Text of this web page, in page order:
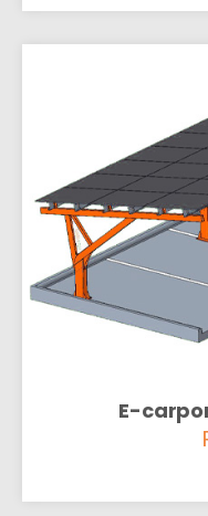
E-